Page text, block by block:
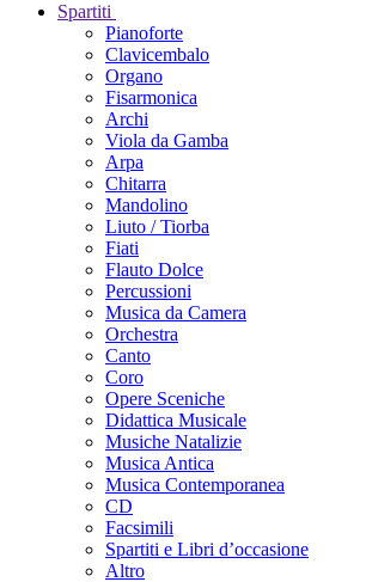
Spartiti
Pianoforte
Clavicembalo
Organo
Fisarmonica
Archi
Viola da Gamba
Arpa
Chitarra
Mandolino
Liuto / Tiorba
Fiati
Flauto Dolce
Percussioni
Musica da Camera
Orchestra
Canto
Coro
Opere Sceniche
Didattica Musicale
Musiche Natalizie
Musica Antica
Musica Contemporanea
CD
Facsimili
Spartiti e Libri d’occasione
Altro